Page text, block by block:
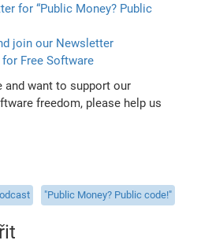
for “Public Money? Public
join our Newsletter
Free Software
and want to support our
freedom, please help us
"Public Money? Public code!"